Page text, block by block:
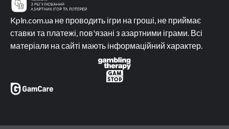
Kpln.com.ua не проводить ігри на гроші, не приймає
ставки та платежі, пов'язані з азартними іграми. Всі
матеріали на сайті мають інформаційний характер.